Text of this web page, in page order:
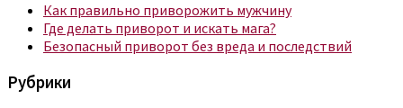
Как правильно приворожить мужчину
Где делать приворот и искать мага?
Безопасный приворот без вреда и последствий
Рубрики